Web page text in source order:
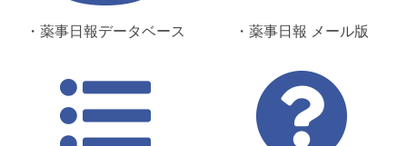
・薬事日報データベース ・薬事日報 メール版